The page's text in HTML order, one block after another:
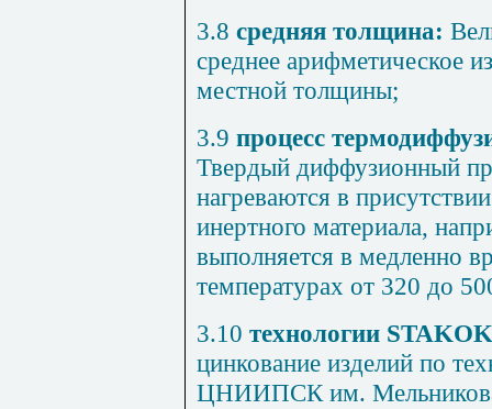
3.8 средняя толщина:
среднее арифметическое
местной толщины;
3.9 процесс
Твердый диффузионный
нагреваются в
инертного материала,
выполняется в медленно
температурах от 320 до
3.10 технологии
цинкование изделий по
ЦНИИПСК им.